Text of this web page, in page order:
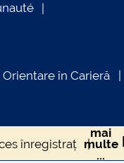
în Carieră
înregistrați
mai
multe
...